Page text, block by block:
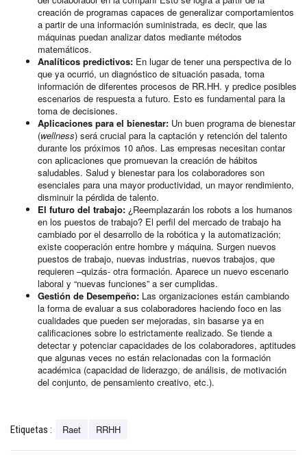
creación de programas capaces de generalizar comportamientos
a partir de una información suministrada, es decir, que las
máquinas puedan analizar datos mediante métodos
matemáticos.
Analíticos predictivos: En lugar de tener una perspectiva de lo
que ya ocurrió, un diagnóstico de situación pasada, toma
información de diferentes procesos de RR.HH. y predice posibles
escenarios de respuesta a futuro. Esto es fundamental para la
toma de decisiones.
Aplicaciones para el bienestar: Un buen programa de bienestar
(wellness) será crucial para la captación y retención del talento
durante los próximos 10 años. Las empresas necesitan contar
con aplicaciones que promuevan la creación de hábitos
saludables. Salud y bienestar para los colaboradores son
esenciales para una mayor productividad, un mayor rendimiento,
disminuir la pérdida de talento.
El futuro del trabajo: ¿Reemplazarán los robots a los humanos
en los puestos de trabajo? El perfil del mercado de trabajo ha
cambiado por el desarrollo de la robótica y la automatización;
existe cooperación entre hombre y máquina. Surgen nuevos
puestos de trabajo, nuevas industrias, nuevos trabajos, que
requieren –quizás- otra formación. Aparece un nuevo escenario
laboral y “nuevas funciones” a ser cumplidas.
Gestión de Desempeño: Las organizaciones están cambiando
la forma de evaluar a sus colaboradores haciendo foco en las
cualidades que pueden ser mejoradas, sin basarse ya en
calificaciones sobre lo estrictamente realizado. Se tiende a
detectar y potenciar capacidades de los colaboradores, aptitudes
que algunas veces no están relacionadas con la formación
académica (capacidad de liderazgo, de análisis, de motivación
del conjunto, de pensamiento creativo, etc.).
Etiquetas : Raet RRHH